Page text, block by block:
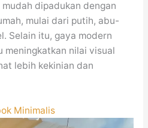
dipadukan dengan
mulai dari putih, abu-
Selain itu, gaya modern
meningkatkan nilai visual
lebih kekinian dan
Minimalis